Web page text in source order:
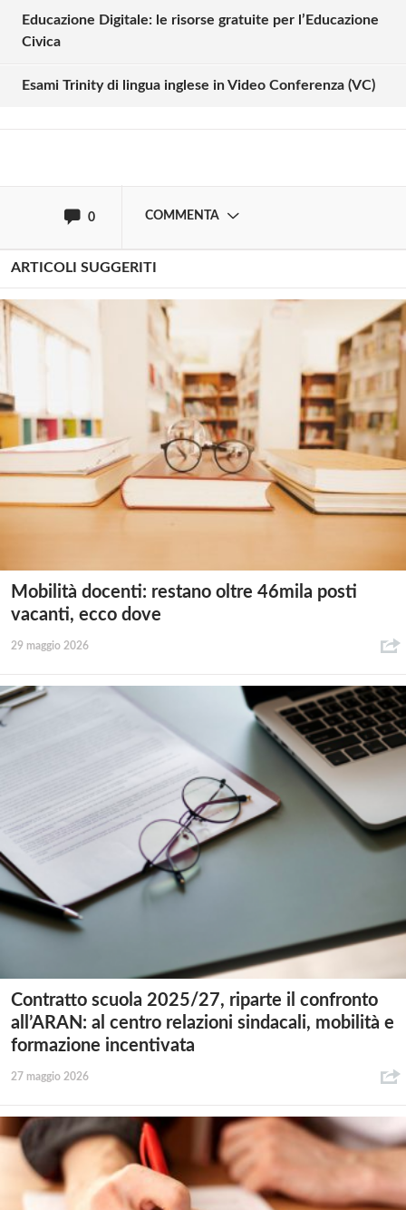
Educazione Digitale: le risorse gratuite per l’Educazione
Civica
Esami Trinity di lingua inglese in Video Conferenza (VC)
0 COMMENTA
Solo gli utenti registrati possono
commentare!
Effettua il Login o Registrati
ARTICOLI SUGGERITI
Mobilità docenti: restano oltre 46mila posti
vacanti, ecco dove
29 maggio 2026
Contratto scuola 2025/27, riparte il confronto
all’ARAN: al centro relazioni sindacali, mobilità e
formazione incentivata
27 maggio 2026